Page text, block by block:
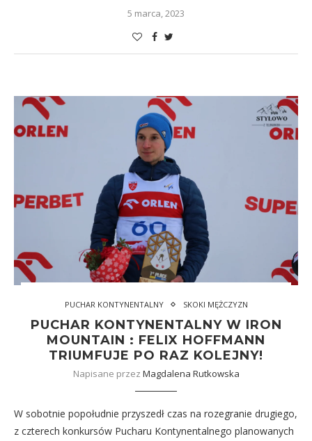
5 marca, 2023
PUCHAR KONTYNENTALNY SKOKI MĘŻCZYZN
PUCHAR KONTYNENTALNY W IRON
MOUNTAIN : FELIX HOFFMANN
TRIUMFUJE PO RAZ KOLEJNY!
Napisane przez Magdalena Rutkowska
W sobotnie popołudnie przyszedł czas na rozegranie drugiego,
z czterech konkursów Pucharu Kontynentalnego planowanych